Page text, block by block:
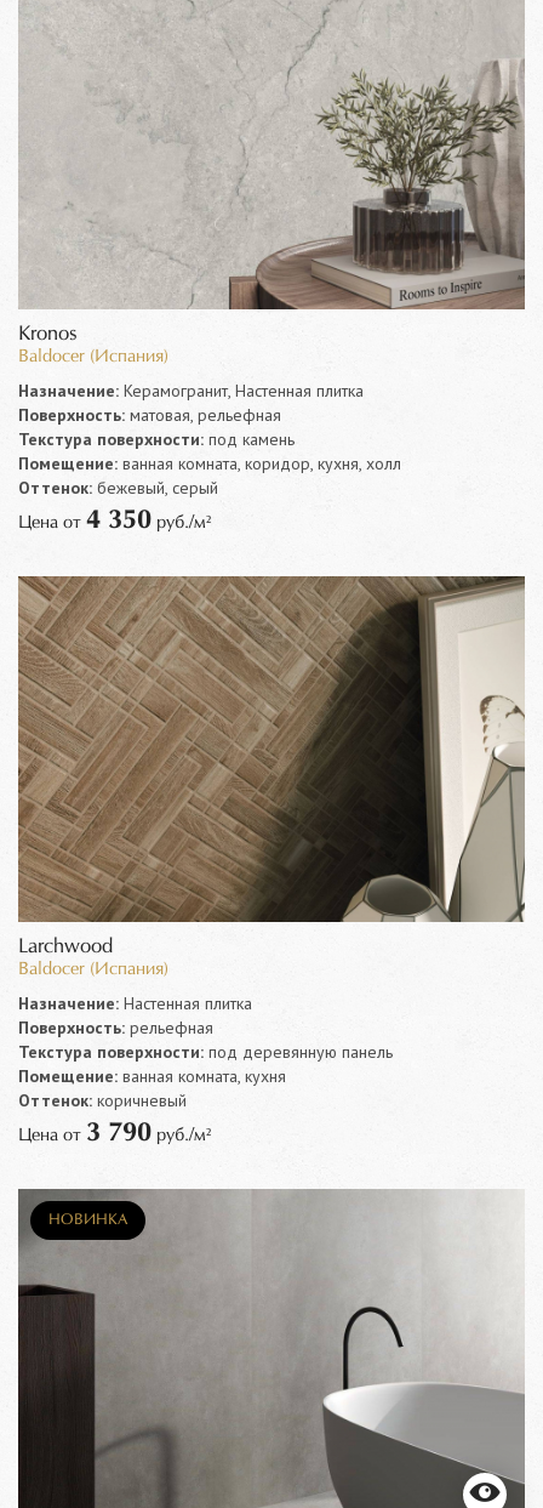
Kronos
Baldocer (Испания)
Назначение: Керамогранит, Настенная плитка
Поверхность: матовая, рельефная
Текстура поверхности: под камень
Помещение: ванная комната, коридор, кухня, холл
Оттенок: бежевый, серый
Цена от 4 350 руб./м²
Larchwood
Baldocer (Испания)
Назначение: Настенная плитка
Поверхность: рельефная
Текстура поверхности: под деревянную панель
Помещение: ванная комната, кухня
Оттенок: коричневый
Цена от 3 790 руб./м²
НОВИНКА